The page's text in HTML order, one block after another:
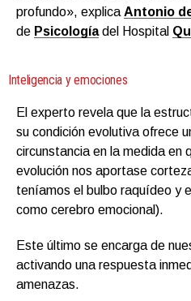
profundo», explica Antonio
de Psicologíadel Hospital
Inteligencia y emociones
El experto revela que la
su condición evolutiva ofrece
circunstancia en la medida en
evolución nos aportase
teníamos el bulbo raquídeo y
como cerebro emocional).
Este último se encarga de
activando una respuesta
amenazas.